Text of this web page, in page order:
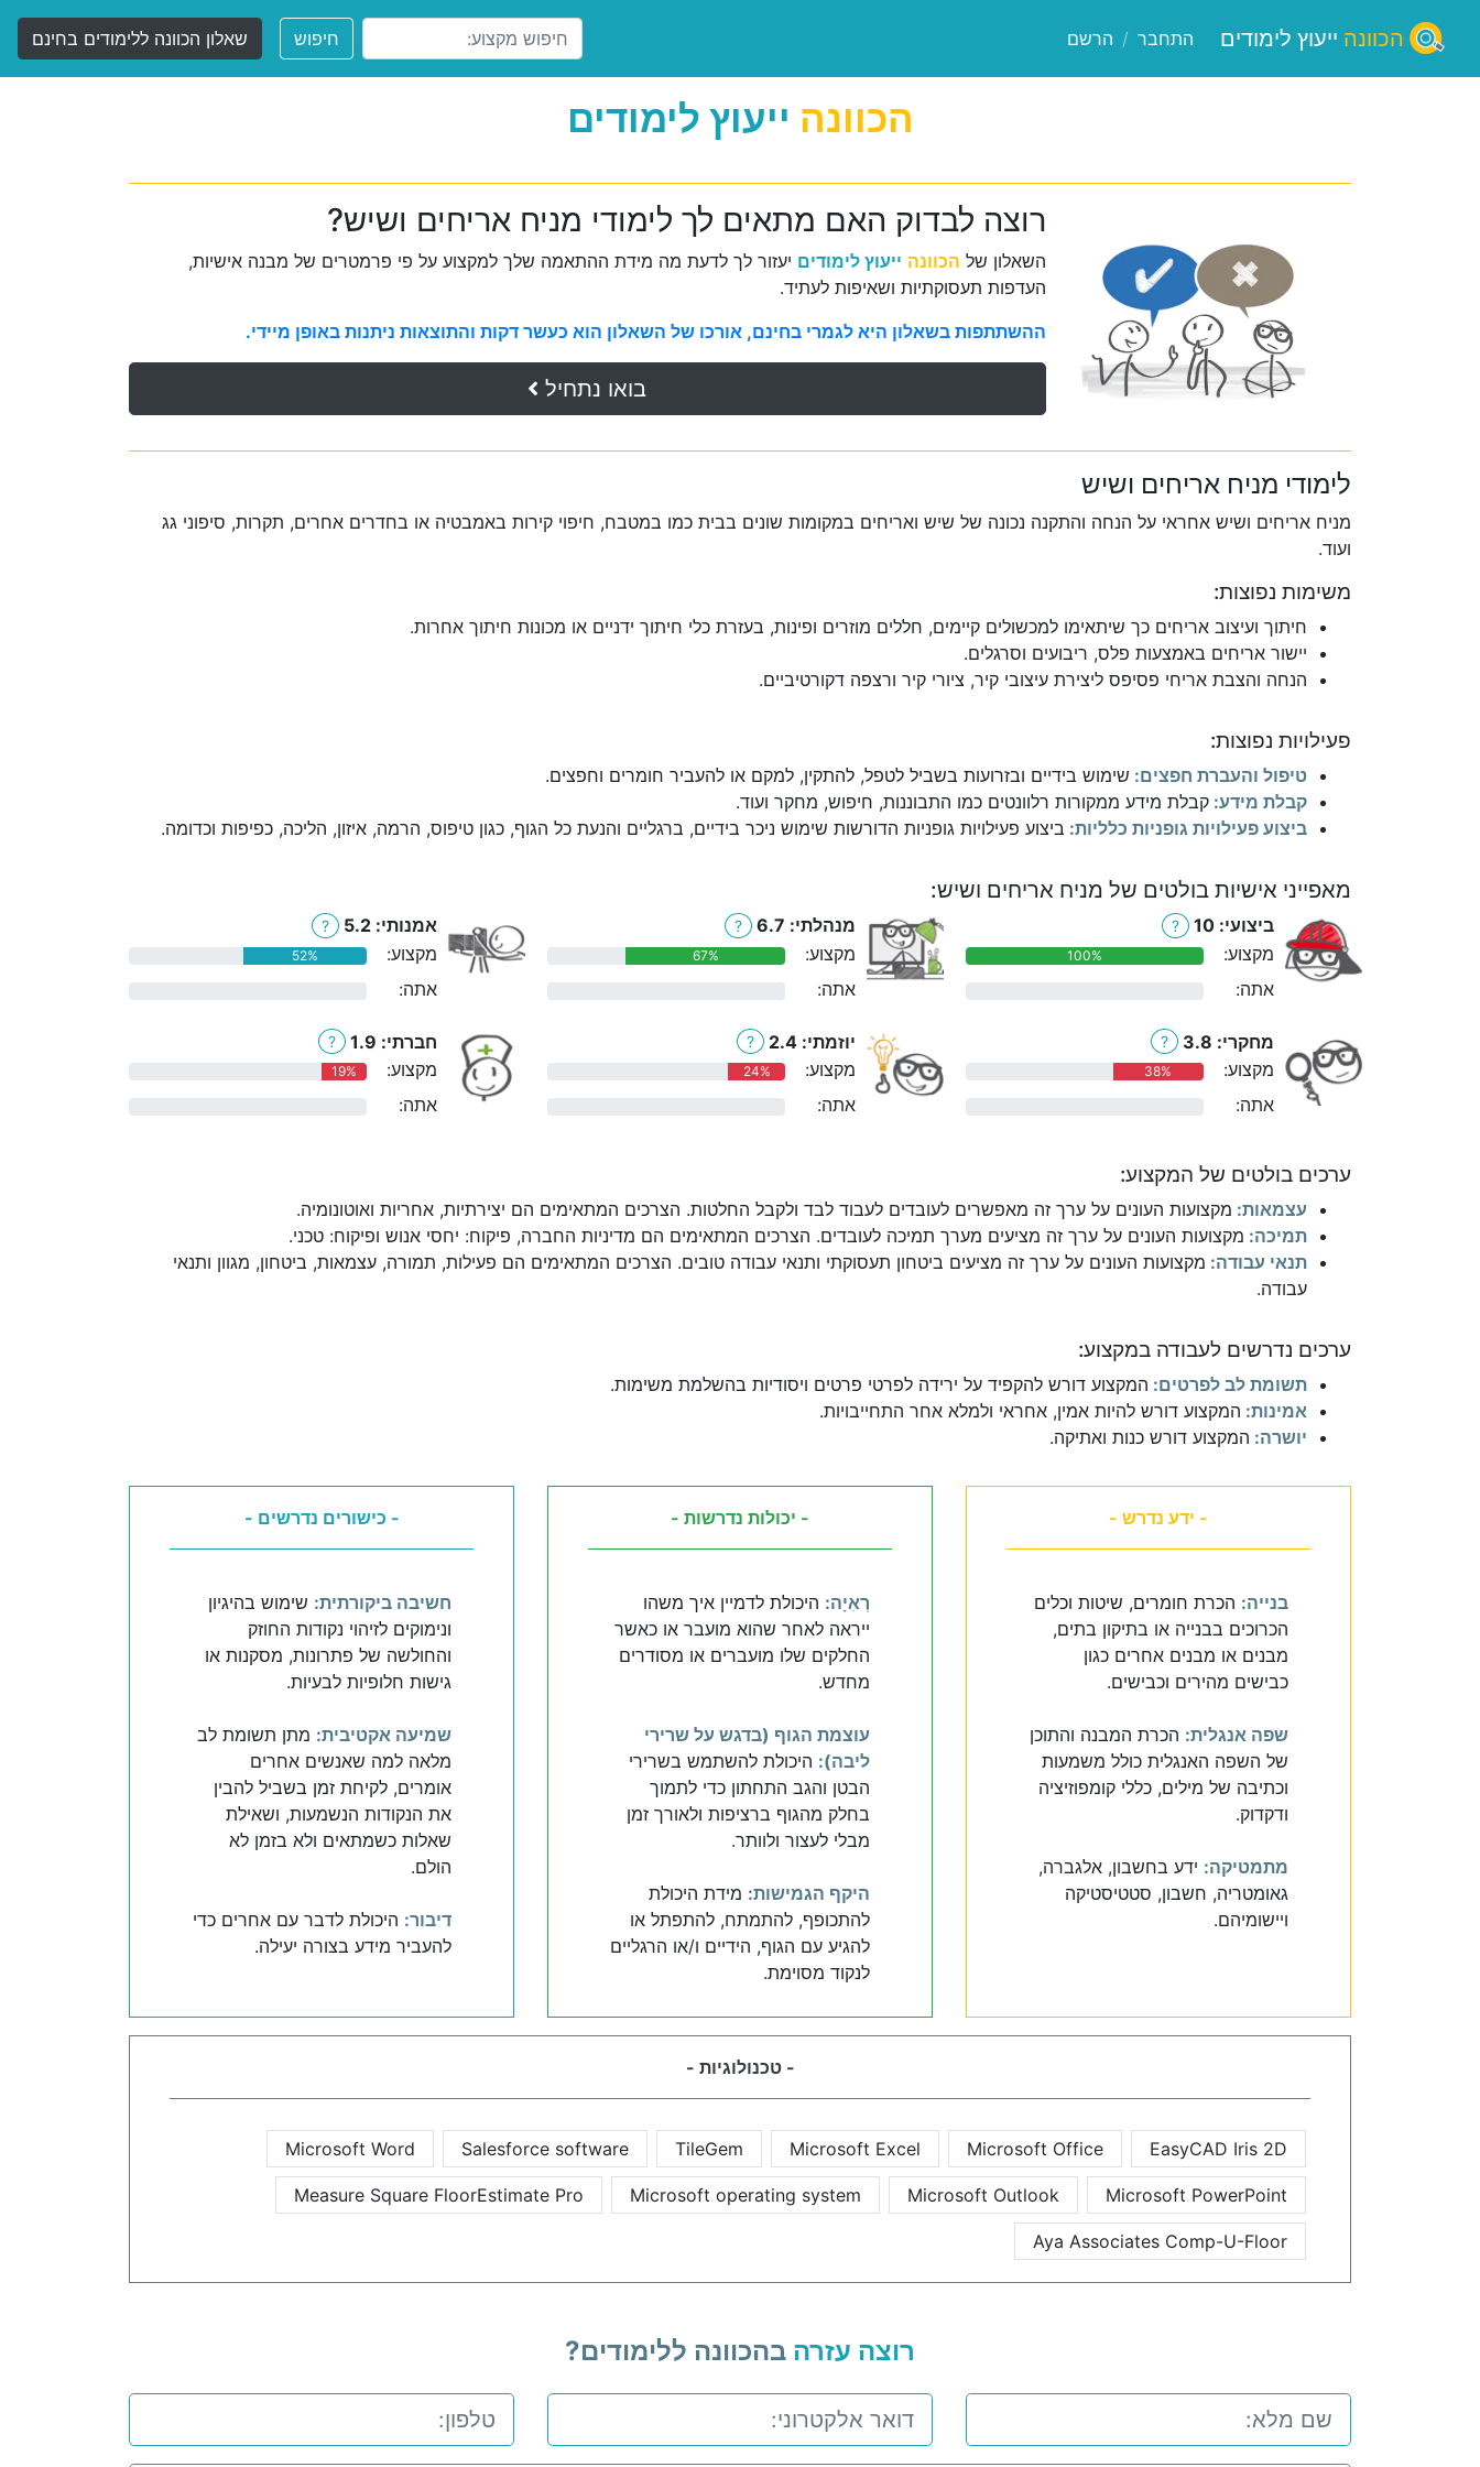
הכוונה ייעוץ לימודים התחבר / הרשם חיפוש שאלון הכוונה ללימודים בחינם
הכוונה ייעוץ לימודים
רוצה לבדוק האם מתאים לך לימודי מניח אריחים ושיש?
השאלון של הכוונה ייעוץ לימודים יעזור לך לדעת מה מידת ההתאמה שלך למקצוע על פי פרמטרים של מבנה אישיות,
העדפות תעסוקתיות ושאיפות לעתיד.
ההשתתפות בשאלון היא לגמרי בחינם, אורכו של השאלון הוא כעשר דקות והתוצאות ניתנות באופן מיידי.
בואו נתחיל
לימודי מניח אריחים ושיש
מניח אריחים ושיש אחראי על הנחה והתקנה נכונה של שיש ואריחים במקומות שונים בבית כמו במטבח, חיפוי קירות באמבטיה או בחדרים אחרים, תקרות, סיפוני גג
ועוד.
משימות נפוצות:
חיתוך ועיצוב אריחים כך שיתאימו למכשולים קיימים, חללים מוזרים ופינות, בעזרת כלי חיתוך ידניים או מכונות חיתוך אחרות.
יישור אריחים באמצעות פלס, ריבועים וסרגלים.
הנחה והצבת אריחי פסיפס ליצירת עיצובי קיר, ציורי קיר ורצפה דקורטיביים.
פעילויות נפוצות:
טיפול והעברת חפצים: שימוש בידיים ובזרועות בשביל לטפל, להתקין, למקם או להעביר חומרים וחפצים.
קבלת מידע: קבלת מידע ממקורות רלוונטים כמו התבוננות, חיפוש, מחקר ועוד.
ביצוע פעילויות גופניות כלליות: ביצוע פעילויות גופניות הדורשות שימוש ניכר בידיים, ברגליים והנעת כל הגוף, כגון טיפוס, הרמה, איזון, הליכה, כפיפות וכדומה.
מאפייני אישיות בולטים של מניח אריחים ושיש:
ביצועי: 10 ?
מקצוע: 100%
אתה:
מנהלתי: 6.7 ?
מקצוע: 67%
אתה:
אמנותי: 5.2 ?
מקצוע: 52%
אתה:
מחקרי: 3.8 ?
מקצוע: 38%
אתה:
יוזמתי: 2.4 ?
מקצוע: 24%
אתה:
חברתי: 1.9 ?
מקצוע: 19%
אתה:
ערכים בולטים של המקצוע:
עצמאות: מקצועות העונים על ערך זה מאפשרים לעובדים לעבוד לבד ולקבל החלטות. הצרכים המתאימים הם יצירתיות, אחריות ואוטונומיה.
תמיכה: מקצועות העונים על ערך זה מציעים מערך תמיכה לעובדים. הצרכים המתאימים הם מדיניות החברה, פיקוח: יחסי אנוש ופיקוח: טכני.
תנאי עבודה: מקצועות העונים על ערך זה מציעים ביטחון תעסוקתי ותנאי עבודה טובים. הצרכים המתאימים הם פעילות, תמורה, עצמאות, ביטחון, מגוון ותנאי
עבודה.
ערכים נדרשים לעבודה במקצוע:
תשומת לב לפרטים: המקצוע דורש להקפיד על ירידה לפרטי פרטים ויסודיות בהשלמת משימות.
אמינות: המקצוע דורש להיות אמין, אחראי ולמלא אחר התחייבויות.
יושרה: המקצוע דורש כנות ואתיקה.
- ידע נדרש -
בנייה: הכרת חומרים, שיטות וכלים
הכרוכים בבנייה או בתיקון בתים,
מבנים או מבנים אחרים כגון
כבישים מהירים וכבישים.
שפה אנגלית: הכרת המבנה והתוכן
של השפה האנגלית כולל משמעות
וכתיבה של מילים, כללי קומפוזיציה
ודקדוק.
מתמטיקה: ידע בחשבון, אלגברה,
גאומטריה, חשבון, סטטיסטיקה
ויישומיהם.
- יכולות נדרשות -
רְאִיָה: היכולת לדמיין איך משהו
ייראה לאחר שהוא מועבר או כאשר
החלקים שלו מועברים או מסודרים
מחדש.
עוצמת הגוף (בדגש על שרירי
ליבה): היכולת להשתמש בשרירי
הבטן והגב התחתון כדי לתמוך
בחלק מהגוף ברציפות ולאורך זמן
מבלי לעצור ולוותר.
היקף הגמישות: מידת היכולת
להתכופף, להתמתח, להתפתל או
להגיע עם הגוף, הידיים ו/או הרגליים
לנקוד מסוימת.
- כישורים נדרשים -
חשיבה ביקורתית: שימוש בהיגיון
ונימוקים לזיהוי נקודות החוזק
והחולשה של פתרונות, מסקנות או
גישות חלופיות לבעיות.
שמיעה אקטיבית: מתן תשומת לב
מלאה למה שאנשים אחרים
אומרים, לקיחת זמן בשביל להבין
את הנקודות הנשמעות, ושאילת
שאלות כשמתאים ולא בזמן לא
הולם.
דיבור: היכולת לדבר עם אחרים כדי
להעביר מידע בצורה יעילה.
- טכנולוגיות -
EasyCAD Iris 2D
Microsoft Office
Microsoft Excel
TileGem
Salesforce software
Microsoft Word
Microsoft PowerPoint
Microsoft Outlook
Microsoft operating system
Measure Square FloorEstimate Pro
Aya Associates Comp-U-Floor
רוצה עזרה בהכוונה ללימודים?